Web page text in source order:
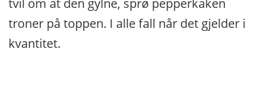
tvil om at den gylne, sprø pepperkaken
troner på toppen. I alle fall når det gjelder i
kvantitet.